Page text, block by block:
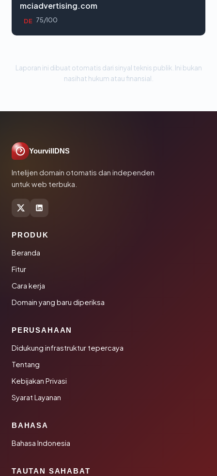
mciadvertising.com
DE 75/100
Laporan ini dibuat otomatis dari sinyal teknis publik. Ini bukan
nasihat hukum atau finansial.
YourvillDNS
Intelijen domain otomatis dan independen
untuk web terbuka.
PRODUK
Beranda
Fitur
Cara kerja
Domain yang baru diperiksa
PERUSAHAAN
Didukung infrastruktur tepercaya
Tentang
Kebijakan Privasi
Syarat Layanan
BAHASA
Bahasa Indonesia
TAUTAN SAHABAT